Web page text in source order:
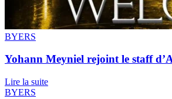
BYERS
Yohann Meyniel rejoint le staff
Lire la suite
BYERS